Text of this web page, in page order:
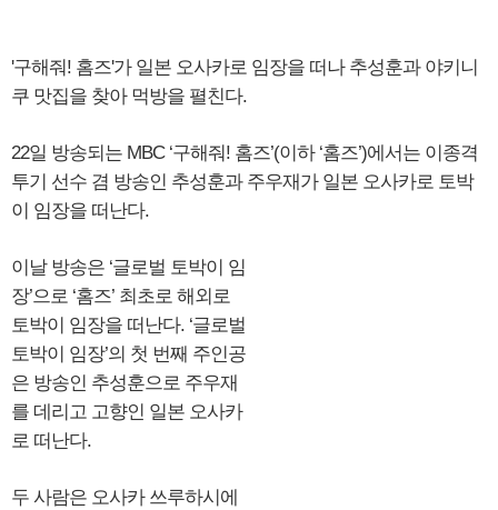
'구해줘! 홈즈'가 일본 오사카로 임장을 떠나 추성훈과 야키니
쿠 맛집을 찾아 먹방을 펼친다.
22일 방송되는 MBC ‘구해줘! 홈즈’(이하 ‘홈즈’)에서는 이종격
투기 선수 겸 방송인 추성훈과 주우재가 일본 오사카로 토박
이 임장을 떠난다.
이날 방송은 ‘글로벌 토박이 임
장’으로 ‘홈즈’ 최초로 해외로
토박이 임장을 떠난다. ‘글로벌
토박이 임장’의 첫 번째 주인공
은 방송인 추성훈으로 주우재
를 데리고 고향인 일본 오사카
로 떠난다.
두 사람은 오사카 쓰루하시에